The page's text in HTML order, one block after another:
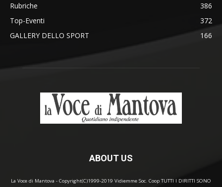
Rubriche
386
Top-Eventi
372
GALLERY DELLO SPORT
166
ABOUT US
La Voce di Mantova - Copyright(C)1999-2019 Vidiemme Soc. Coop TUTTI I DIRITTI SONO